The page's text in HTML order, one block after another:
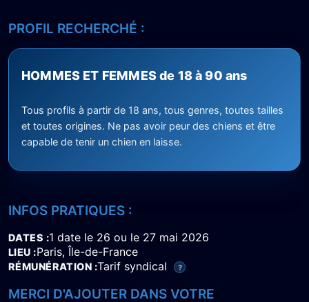
PROFIL RECHERCHÉ :
HOMMES ET FEMMES de 18 à 90 ans
Tous profils à partir de 18 ans, tous genres, toutes tailles
et toutes origines. Ne pas avoir peur des chiens et être
capable de tenir un chien en laisse.
INFOS PRATIQUES :
DATES 1 date le 26 ou le 27 mai 2026
LIEU Paris, Île-de-France
RÉMUNÉRATION Tarif syndical ?
MERCI D'AJOUTER DANS VOTRE